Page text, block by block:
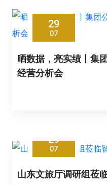
29
07
晒数据，亮实绩丨集
经营分析会
29
07
山东文旅厅调研组莅